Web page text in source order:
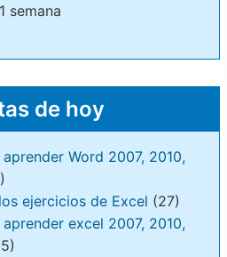
semana
de hoy
Word 2007, 2010,
ejercicios de Excel (27)
excel 2007, 2010,